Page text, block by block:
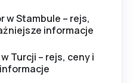
w Stambule – rejs,
informacje
Turcji – rejs, ceny i